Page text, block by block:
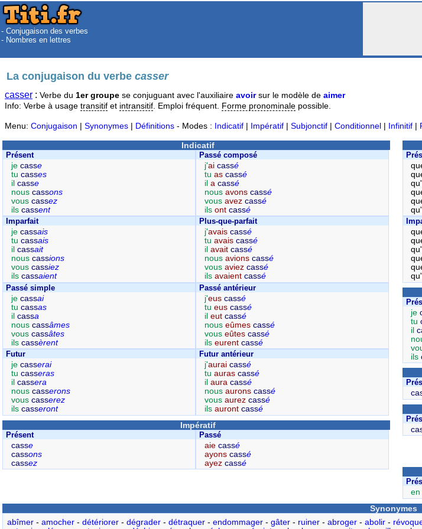
- Conjugaison des verbes
- Nombres en lettres
La conjugaison du verbecasser
casser : Verbe du 1er groupe se conjuguant avec l'auxiliaire avoirsur le modèle de aimer
Info: Verbe à usage transitif et intransitif . Emploi fréquent. Forme pronominale possible.
Menu: Conjugaison | Synonymes | Définitions - Modes : Indicatif | Impératif | Subjonctif | Conditionnel | Infinitif |
Indicatif
Présent
je casse
tu casses
il casse
nous cassons
vous cassez
ils cassent
Passé composé
j'ai cassé
tu as cassé
il a cassé
nous avons cassé
vous avez cassé
ils ont cassé
Imparfait
je cassais
tu cassais
il cassait
nous cassions
vous cassiez
ils cassaient
Plus-que-parfait
j'avais cassé
tu avais cassé
il avait cassé
nous avions cassé
vous aviez cassé
ils avaient cassé
Passé simple
je cassai
tu cassas
il cassa
nous cassâmes
vous cassâtes
ils cassèrent
Passé antérieur
j'eus cassé
tu eus cassé
il eut cassé
nous eûmes cassé
vous eûtes cassé
ils eurent cassé
Futur
je casserai
tu casseras
il cassera
nous casserons
vous casserez
ils casseront
Futur antérieur
j'aurai cassé
tu auras cassé
il aura cassé
nous aurons cassé
vous aurez cassé
ils auront cassé
Impératif
Présent
casse
cassons
cassez
Passé
aie cassé
ayons cassé
ayez cassé
qu'
qu'
qu'
qu'
je
tu
il
ils
Synonymes
abîmer- amocher- détériorer- dégrader- détraquer- endommager- gâter- ruiner- abroger- abolir-